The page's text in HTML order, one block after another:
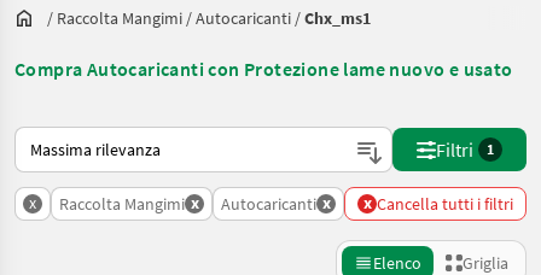
/ Raccolta Mangimi /Autocaricanti /Chx_ms1
Compra Autocaricanti con Protezione lame nuovo e usato
Ecco come viene ordinato su Landwirt.com
Filtri 1
x Raccolta Mangimi x Autocaricanti x x Cancella tutti i filtri
Elenco Griglia